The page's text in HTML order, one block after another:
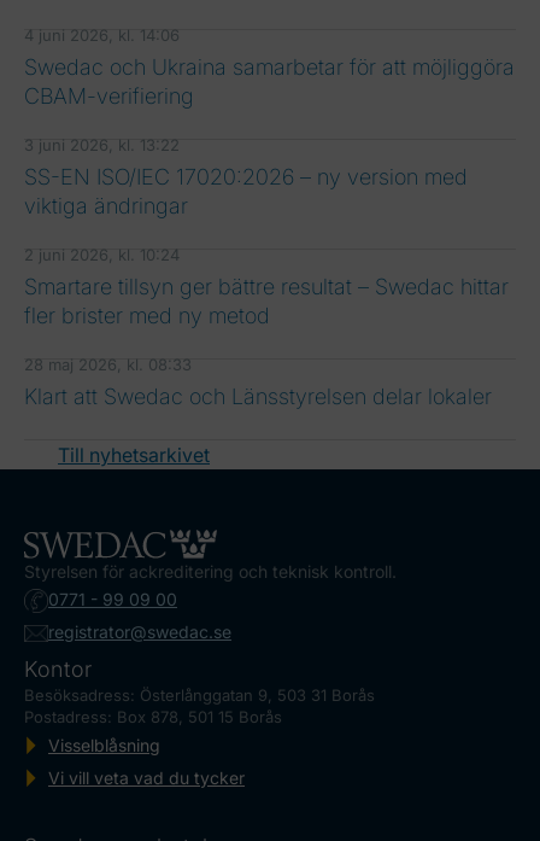
4 juni 2026, kl. 14:06
Swedac och Ukraina samarbetar för att möjliggöra
CBAM-verifiering
3 juni 2026, kl. 13:22
SS-EN ISO/IEC 17020:2026 – ny version med
viktiga ändringar
2 juni 2026, kl. 10:24
Smartare tillsyn ger bättre resultat – Swedac hittar
fler brister med ny metod
28 maj 2026, kl. 08:33
Klart att Swedac och Länsstyrelsen delar lokaler
Till nyhetsarkivet
Styrelsen för ackreditering och teknisk kontroll.
0771 - 99 09 00
registrator@swedac.se
Kontor
Besöksadress: Österlånggatan 9, 503 31 Borås
Postadress: Box 878, 501 15 Borås
Visselblåsning
Vi vill veta vad du tycker